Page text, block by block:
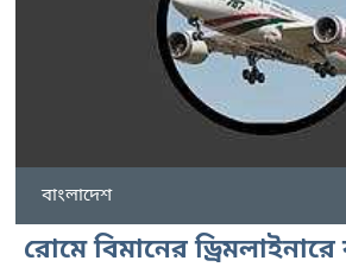
বাংলাদেশ
রোমে বিমানের ড্রিমলাইনারে